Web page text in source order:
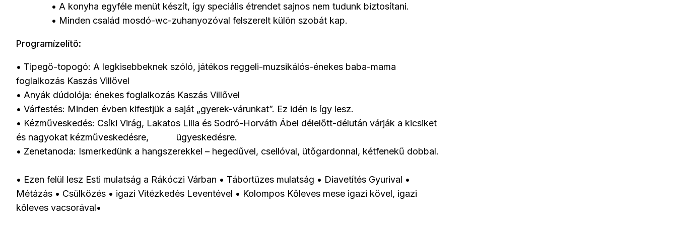
• A konyha egyféle menüt készít, így speciális étrendet sajnos nem tudunk biztosítani.
• Minden család mosdó-wc-zuhanyozóval felszerelt külön szobát kap.
Programízelítő:
• Tipegő-topogó: A legkisebbeknek szóló, játékos reggeli-muzsikálós-énekes baba-mama
foglalkozás Kaszás Villővel
• Anyák dúdolója: énekes foglalkozás Kaszás Villővel
• Várfestés: Minden évben kifestjük a saját „gyerek-várunkat”. Ez idén is így lesz.
• Kézműveskedés: Csíki Virág, Lakatos Lilla és Sodró-Horváth Ábel délelőtt-délután várják a kicsiket
és nagyokat kézműveskedésre, ügyeskedésre.
• Zenetanoda: Ismerkedünk a hangszerekkel – hegedűvel, csellóval, ütőgardonnal, kétfenekű dobbal.
• Ezen felül lesz Esti mulatság a Rákóczi Várban • Tábortüzes mulatság • Diavetítés Gyurival •
Métázás • Csülközés • igazi Vitézkedés Leventével • Kolompos Kőleves mese igazi kővel, igazi
kőleves vacsorával•